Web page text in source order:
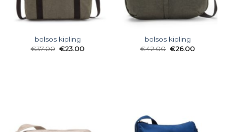
bolsos kipling
€37.00 €23.00
bolsos kipling
€42.00 €26.00